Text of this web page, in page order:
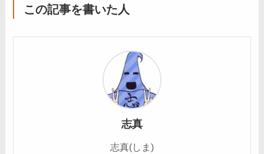
この記事を書いた人
志真
志真(しま)